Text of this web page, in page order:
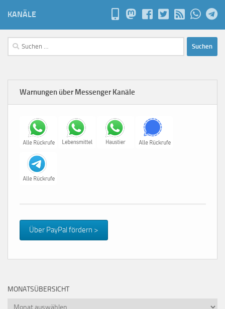
KANÄLE
Suchen
nach:
Warnungen über Messenger Kanäle
Über PayPal fördern >
MONATSÜBERSICHT
Monatsübersicht